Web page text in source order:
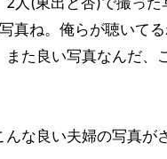
真ね。俺らが聴いて
た良い写真なんだ、
な良い夫婦の写真が